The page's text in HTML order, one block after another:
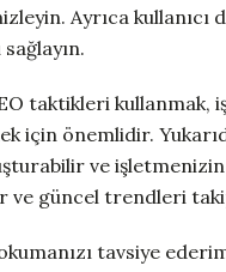
Ayrıca
taktikleri kullanmak,
için önemlidir.
ve işletmenizin
ve güncel trendleri
tavsiye